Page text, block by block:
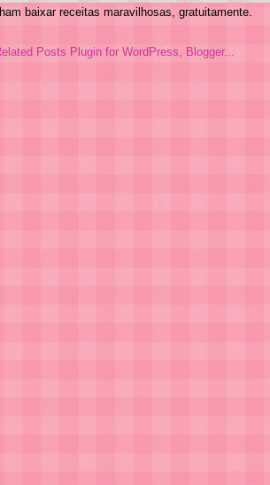
baixar receitas maravilhosas, gratuitamente.